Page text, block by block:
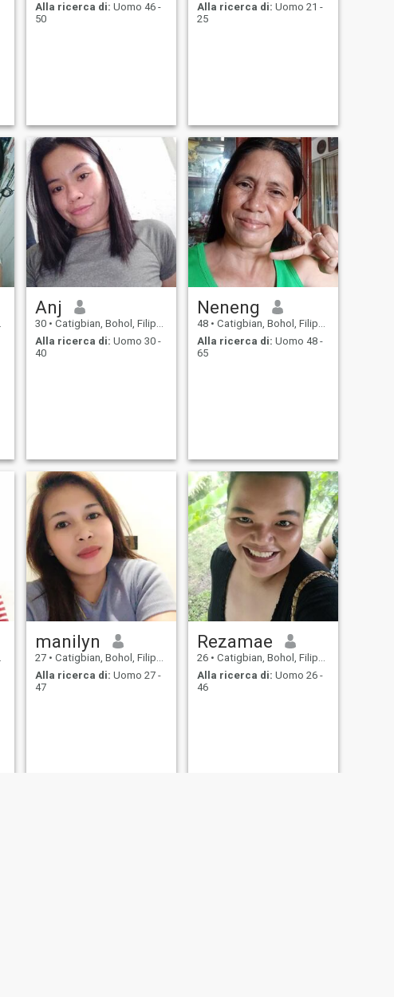
Alla ricerca di: Uomo 46 -
50
Alla ricerca di: Uomo 21 -
25
Anj
30 • Catigbian, Bohol, Filippine
Alla ricerca di: Uomo 30 -
40
Neneng
48 • Catigbian, Bohol, Filippine
Alla ricerca di: Uomo 48 -
65
manilyn
27 • Catigbian, Bohol, Filippine
Alla ricerca di: Uomo 27 -
47
Rezamae
26 • Catigbian, Bohol, Filippine
Alla ricerca di: Uomo 26 -
46